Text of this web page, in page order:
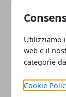
Utilizziamo
web e il
categorie
Cookie